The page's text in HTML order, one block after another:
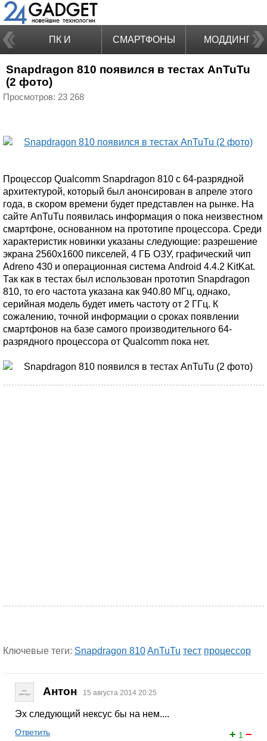
ПК И
НОУТБУКИ
СМАРТФОНЫ МОДДИНГ
Snapdragon 810 появился в тестах AnTuTu
(2 фото)
Просмотров: 23 268
Процессор Qualcomm Snapdragon 810 с 64-разрядной
архитектурой, который был анонсирован в апреле этого
года, в скором времени будет представлен на рынке. На
сайте AnTuTu появилась информация о пока неизвестном
смартфоне, основанном на прототипе процессора. Среди
характеристик новинки указаны следующие: разрешение
экрана 2560x1600 пикселей, 4 ГБ ОЗУ, графический чип
Adreno 430 и операционная система Android 4.4.2 KitKat.
Так как в тестах был использован прототип Snapdragon
810, то его частота указана как 940.80 МГц, однако,
серийная модель будет иметь частоту от 2 ГГц. К
сожалению, точной информации о сроках появлении
смартфонов на базе самого производительного 64-
разрядного процессора от Qualcomm пока нет.
Ключевые теги: Snapdragon 810AnTuTu тест процессор
Антон 15 августа 2014 20:25
Эх следующий нексус бы на нем....
+ 1 −
Ответить